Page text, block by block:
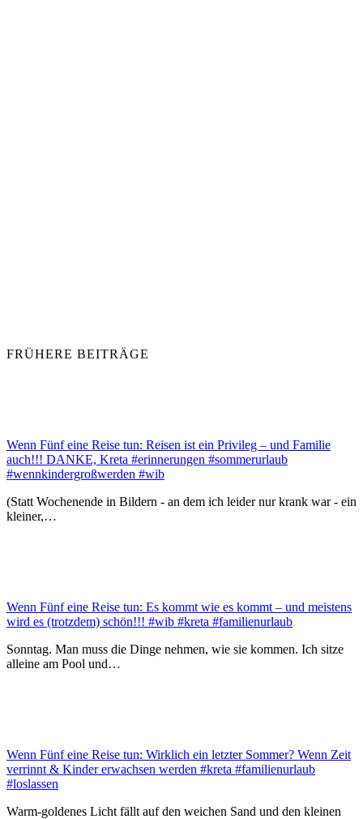
FRÜHERE BEITRÄGE
Wenn Fünf eine Reise tun: Reisen ist ein Privileg – und Familie
auch!!! DANKE, Kreta #erinnerungen #sommerurlaub
#wennkindergroßwerden #wib
(Statt Wochenende in Bildern - an dem ich leider nur krank war - ein
kleiner,…
Wenn Fünf eine Reise tun: Es kommt wie es kommt – und meistens
wird es (trotzdem) schön!!! #wib #kreta #familienurlaub
Sonntag. Man muss die Dinge nehmen, wie sie kommen. Ich sitze
alleine am Pool und…
Wenn Fünf eine Reise tun: Wirklich ein letzter Sommer? Wenn Zeit
verrinnt & Kinder erwachsen werden #kreta #familienurlaub
#loslassen
Warm-goldenes Licht fällt auf den weichen Sand und den kleinen